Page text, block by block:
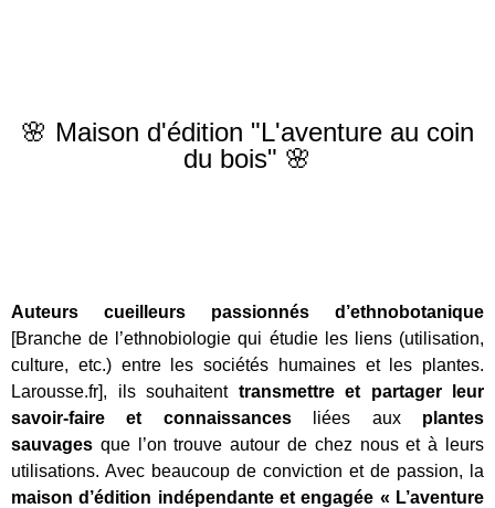
🌸 Maison d'édition "L'aventure au coin
du bois" 🌸
Auteurs cueilleurs passionnés d’ethnobotanique
[Branche de l’ethnobiologie qui étudie les liens (utilisation,
culture, etc.) entre les sociétés humaines et les plantes.
Larousse.fr], ils souhaitent transmettre et partager leur
savoir-faire et connaissancesliées aux plantes
sauvages que l’on trouve autour de chez nous et à leurs
utilisations. Avec beaucoup de conviction et de passion, la
maison d’édition indépendante et engagée « L’aventure